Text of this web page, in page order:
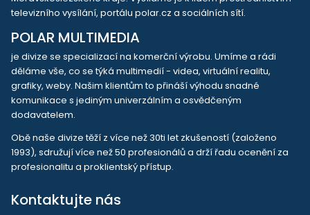
televizního vysílání, portálu polar.cz a sociálních sítí.
POLAR MULTIMEDIA
je divize se specializací na komerční výrobu. Umíme a rádi
děláme vše, co se týká multimedií - videa, virtuální realitu,
grafiky, weby. Našim klientům to přináší výhodu snadné
komunikace s jediným univerzálním a osvědčeným
dodavatelem.
Obě naše divize těží z více než 30ti let zkušeností (založeno
1993), sdružují více než 50 profesionálů a drží řadu ocenění za
profesionalitu a proklientský přístup.
Kontaktujte nás